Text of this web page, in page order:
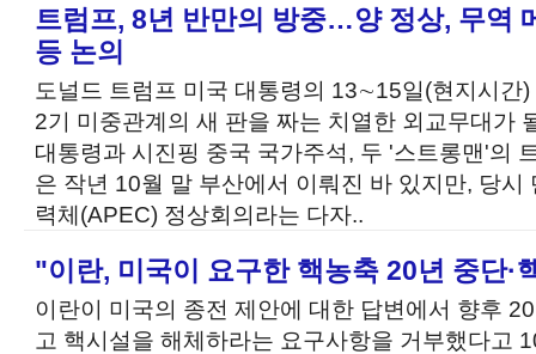
트럼프, 8년 반만의 방중…양 정상, 무역
등 논의
도널드 트럼프 미국 대통령의 13∼15일(현지시간
2기 미중관계의 새 판을 짜는 치열한 외교무대가
대통령과 시진핑 중국 국가주석, 두 '스트롱맨'의
은 작년 10월 말 부산에서 이뤄진 바 있지만, 당시
력체(APEC) 정상회의라는 다자..
"이란, 미국이 요구한 핵농축 20년 중단·
이란이 미국의 종전 제안에 대한 답변에서 향후
고 핵시설을 해체하라는 요구사항을 거부했다고